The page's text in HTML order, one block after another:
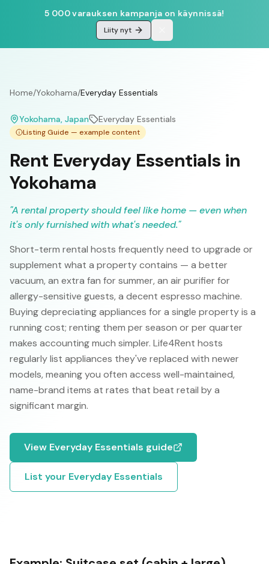
5 000 varauksen kampanja on käynnissä!
Liity nyt
Home/Yokohama/Everyday Essentials
Yokohama, Japan Everyday Essentials
Listing Guide — example content
Rent Everyday Essentials in
Yokohama
"A rental property should feel like home — even when
it's only furnished with what's needed."
Short-term rental hosts frequently need to upgrade or
supplement what a property contains — a better
vacuum, an extra fan for summer, an air purifier for
allergy-sensitive guests, a decent espresso machine.
Buying depreciating appliances for a single property is a
running cost; renting them per season or per quarter
makes accounting much simpler. Life4Rent hosts
regularly list appliances they've replaced with newer
models, meaning you often access well-maintained,
name-brand items at rates that beat retail by a
significant margin.
View Everyday Essentials guide
List your Everyday Essentials